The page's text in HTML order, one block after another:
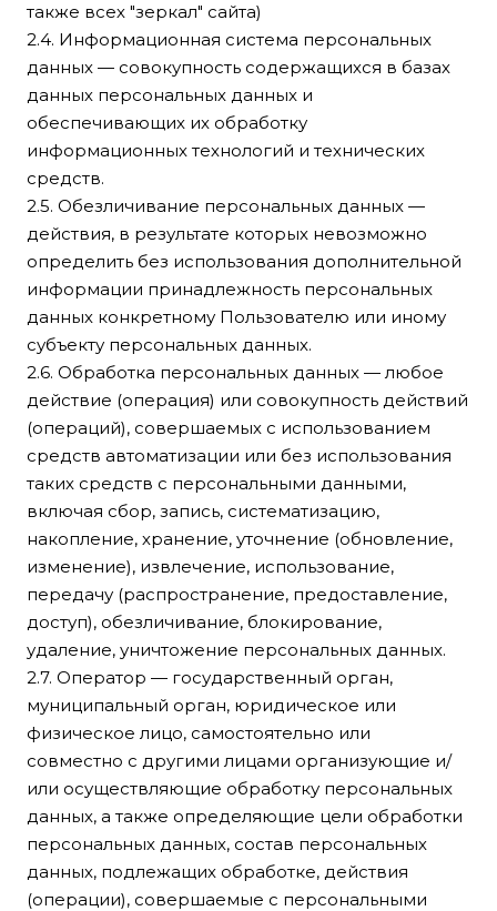
также всех "зеркал" сайта)
2.4. Информационная система персональных
данных — совокупность содержащихся в базах
данных персональных данных и
обеспечивающих их обработку
информационных технологий и технических
средств.
2.5. Обезличивание персональных данных —
действия, в результате которых невозможно
определить без использования дополнительной
информации принадлежность персональных
данных конкретному Пользователю или иному
субъекту персональных данных.
2.6. Обработка персональных данных — любое
действие (операция) или совокупность действий
(операций), совершаемых с использованием
средств автоматизации или без использования
таких средств с персональными данными,
включая сбор, запись, систематизацию,
накопление, хранение, уточнение (обновление,
изменение), извлечение, использование,
передачу (распространение, предоставление,
доступ), обезличивание, блокирование,
удаление, уничтожение персональных данных.
2.7. Оператор — государственный орган,
муниципальный орган, юридическое или
физическое лицо, самостоятельно или
совместно с другими лицами организующие и/
или осуществляющие обработку персональных
данных, а также определяющие цели обработки
персональных данных, состав персональных
данных, подлежащих обработке, действия
(операции), совершаемые с персональными